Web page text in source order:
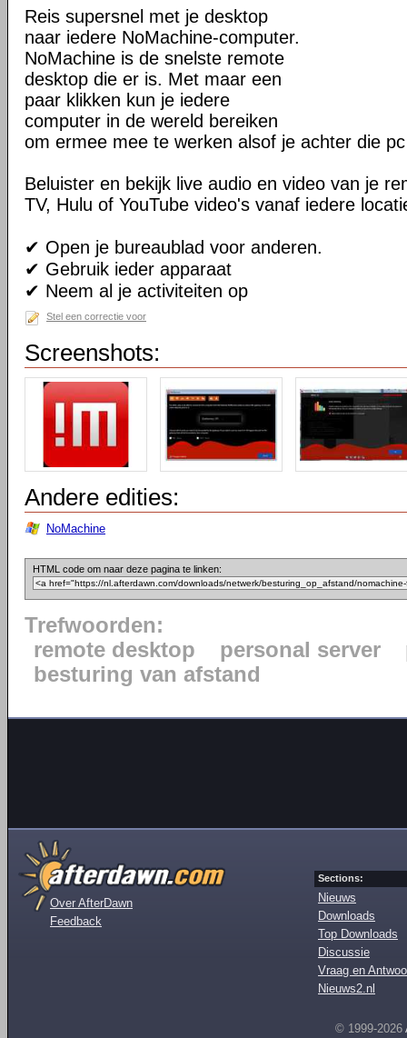
Reis supersnel met je desktop
naar iedere NoMachine-computer.
NoMachine is de snelste remote
desktop die er is. Met maar een
paar klikken kun je iedere
computer in de wereld bereiken
om ermee mee te werken alsof je achter die
Beluister en bekijk live audio en video van je
TV, Hulu of YouTube video's vanaf iedere
✔ Open je bureaublad voor anderen.
✔ Gebruik ieder apparaat
✔ Neem al je activiteiten op
Stel een correctie voor
Screenshots:
Andere edities:
NoMachine
HTML code om naar deze pagina te linken:
Trefwoorden:
remote desktop
personal server
besturing van afstand
Over AfterDawn
Feedback
Sections:
Nieuws
Downloads
Top Downloads
Discussie
Vraag en
Nieuws2.nl
© 1999-2026